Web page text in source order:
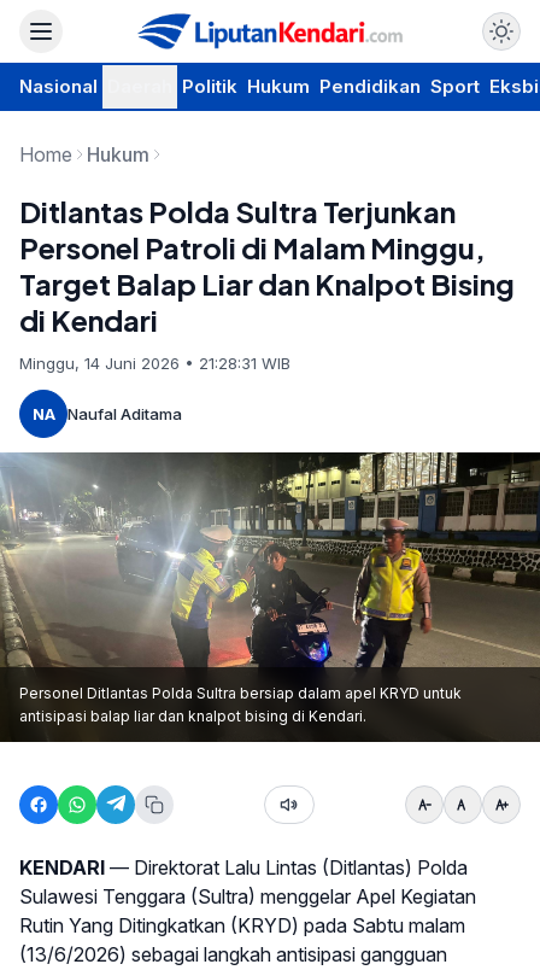
Nasional Politik Hukum Pendidikan Sport
Home Hukum
Ditlantas Polda Sultra Terjunkan
Personel Patroli di Malam Minggu,
Target Balap Liar dan Knalpot Bising
di Kendari
Minggu, 14 Juni 2026 • 21:28:31 WIB
NA Naufal Aditama
Personel Ditlantas Polda Sultra bersiap dalam apel KRYD untuk
antisipasi balap liar dan knalpot bising di Kendari.
KENDARI — Direktorat Lalu Lintas (Ditlantas) Polda
Sulawesi Tenggara (Sultra) menggelar Apel Kegiatan
Rutin Yang Ditingkatkan (KRYD) pada Sabtu malam
(13/6/2026) sebagai langkah antisipasi gangguan